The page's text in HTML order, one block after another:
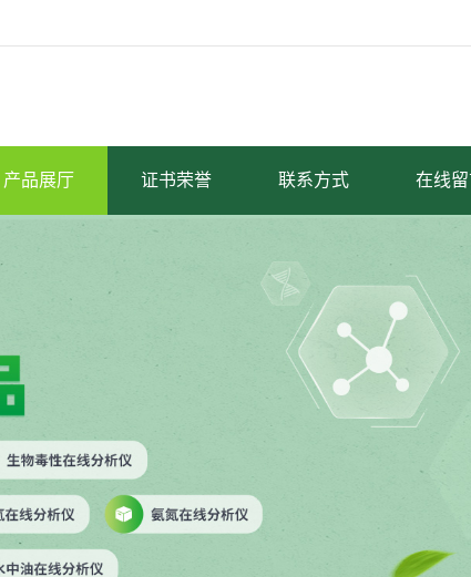
产品展厅 证书荣誉 联系方式 在线